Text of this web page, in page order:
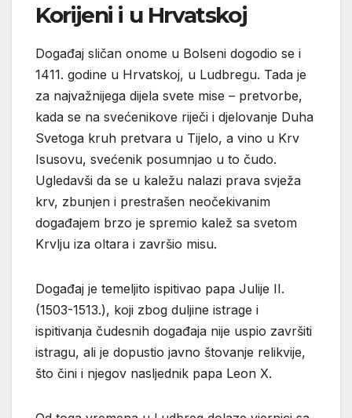
Korijeni i u Hrvatskoj
Događaj sličan onome u Bolseni dogodio se i
1411. godine u Hrvatskoj, u Ludbregu. Tada je
za najvažnijega dijela svete mise – pretvorbe,
kada se na svećenikove riječi i djelovanje Duha
Svetoga kruh pretvara u Tijelo, a vino u Krv
Isusovu, svećenik posumnjao u to čudo.
Ugledavši da se u kaležu nalazi prava svježa
krv, zbunjen i prestrašen neočekivanim
događajem brzo je spremio kalež sa svetom
Krvlju iza oltara i završio misu.
Događaj je temeljito ispitivao papa Julije II.
(1503-1513.), koji zbog duljine istrage i
ispitivanja čudesnih događaja nije uspio završiti
istragu, ali je dopustio javno štovanje relikvije,
što čini i njegov nasljednik papa Leon X.